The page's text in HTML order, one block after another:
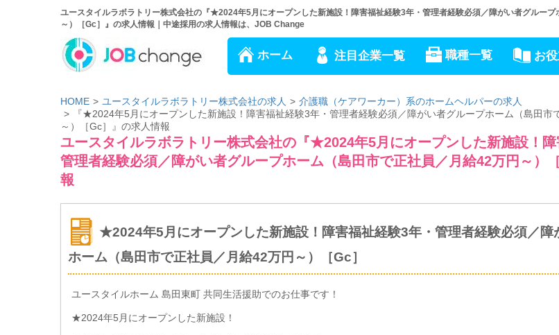
ユースタイルラボラトリー株式会社の『★2024年5月にオープンした新施設！障害福祉経験3年・管理者経験必須／障がい者グループ
～）［Gc］』の求人情報｜中途採用の求人情報は、JOB Change
ホーム 注目企業一覧 職種一覧 お
HOME ユースタイルラボラトリー株式会社の求人
介護職（ケアワーカー）系のホームヘルパーの求人
『★2024年5月にオープンした新施設！障害福祉経験3年・管理者経験必須／障がい者グループホーム（島田市
～）［Gc］』の求人情報
ユースタイルラボラトリー株式会社の『★2024年5月にオープンした新施設！障
管理者経験必須／障がい者グループホーム（島田市で正社員／月給42万円～）
報
★2024年5月にオープンした新施設！障害福祉経験3年・管理者経験必須／障
ホーム（島田市で正社員／月給42万円～）［Gc］
ユースタイルホーム 島田東町 共同生活援助でのお仕事です！
★2024年5月にオープンした新施設！